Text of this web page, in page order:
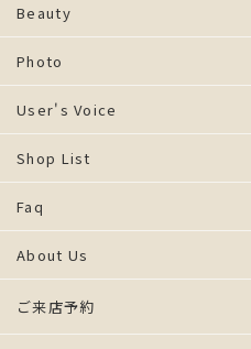
Beauty
Photo
User's Voice
Shop List
Faq
About Us
ご来店予約